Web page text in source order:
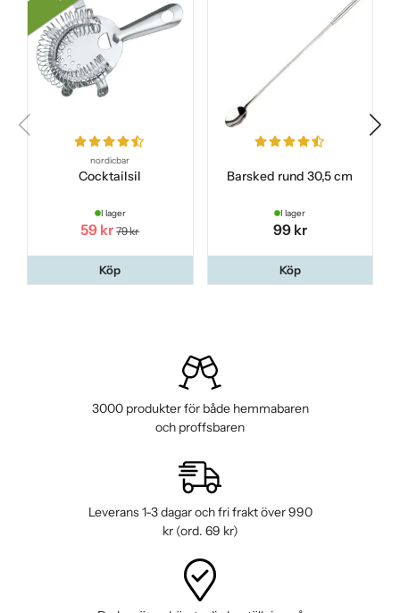
nordicbar
Cocktailsil
I lager
59 kr 79 kr
Köp
Barsked rund 30,5 cm
I lager
99 kr
Köp
3000 produkter för både hemmabaren
och proffsbaren
Leverans 1-3 dagar och fri frakt över 990
kr (ord. 69 kr)